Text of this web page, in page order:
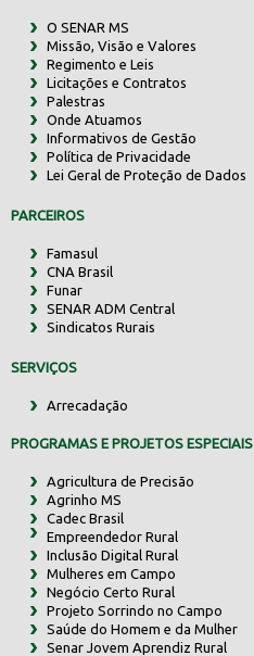
O SENAR MS
Missão, Visão e Valores
Regimento e Leis
Licitações e Contratos
Palestras
Onde Atuamos
Informativos de Gestão
Política de Privacidade
Lei Geral de Proteção de Dados
PARCEIROS
Famasul
CNA Brasil
Funar
SENAR ADM Central
Sindicatos Rurais
SERVIÇOS
Arrecadação
PROGRAMAS E PROJETOS ESPECIAIS
Agricultura de Precisão
Agrinho MS
Cadec Brasil
Empreendedor Rural
Inclusão Digital Rural
Mulheres em Campo
Negócio Certo Rural
Projeto Sorrindo no Campo
Saúde do Homem e da Mulher
Senar Jovem Aprendiz Rural